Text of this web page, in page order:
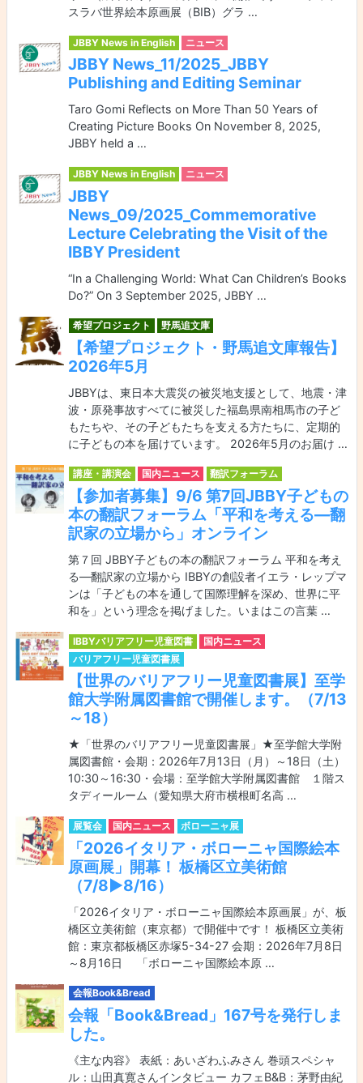
スラバ世界絵本原画展（BIB）グラ …
JBBY News in English ニュース
JBBY News_11/2025_JBBY
Publishing and Editing Seminar
Taro Gomi Reflects on More Than 50 Years of
Creating Picture Books On November 8, 2025,
JBBY held a …
JBBY News in English ニュース
JBBY
News_09/2025_Commemorative
Lecture Celebrating the Visit of the
IBBY President
“In a Challenging World: What Can Children’s Books
Do?” On 3 September 2025, JBBY …
希望プロジェクト 野馬追文庫
【希望プロジェクト・野馬追文庫報告】
2026年5月
JBBYは、東日本大震災の被災地支援として、地震・津
波・原発事故すべてに被災した福島県南相馬市の子ど
もたちや、その子どもたちを支える方たちに、定期的
に子どもの本を届けています。 2026年5月のお届け …
講座・講演会 国内ニュース 翻訳フォーラム
【参加者募集】9/6 第7回JBBY子どもの
本の翻訳フォーラム「平和を考える—翻
訳家の立場から」オンライン
第７回 JBBY子どもの本の翻訳フォーラム 平和を考え
る—翻訳家の立場から IBBYの創設者イエラ・レップマ
ンは「子どもの本を通して国際理解を深め、世界に平
和を」という理念を掲げました。いまはこの言葉 …
IBBYバリアフリー児童図書
国内ニュース
バリアフリー児童図書展
【世界のバリアフリー児童図書展】至学
館大学附属図書館で開催します。（7/13
～18）
★「世界のバリアフリー児童図書展」★至学館大学附
属図書館・会期：2026年7月13日（月）～18日（土）
10:30～16:30・会場：至学館大学附属図書館 １階ス
タディールーム（愛知県大府市横根町名高 …
展覧会 国内ニュース ボローニャ展
「2026イタリア・ボローニャ国際絵本
原画展」開幕！ 板橋区立美術館
（7/8▶8/16）
「2026イタリア・ボローニャ国際絵本原画展」が、板
橋区立美術館（東京都）で開催中です！ 板橋区立美術
館：東京都板橋区赤塚5-34-27 会期：2026年7月8日
～8月16日 「ボローニャ国際絵本原 …
会報Book&Bread
会報「Book&Bread」167号を発行しま
した。
《主な内容》 表紙：あいざわふみさん 巻頭スペシャ
ル：山田真寛さんインタビュー カフェB&B：茅野由紀